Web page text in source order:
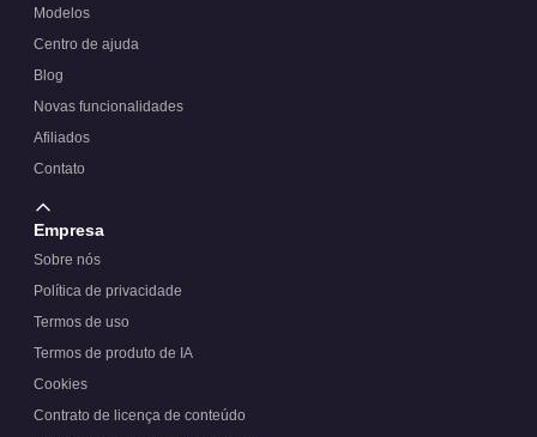
Modelos
Centro de ajuda
Blog
Novas funcionalidades
Afiliados
Contato
Empresa
Sobre nós
Política de privacidade
Termos de uso
Termos de produto de IA
Cookies
Contrato de licença de conteúdo